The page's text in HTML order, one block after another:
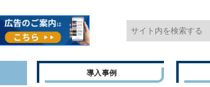
導入事例